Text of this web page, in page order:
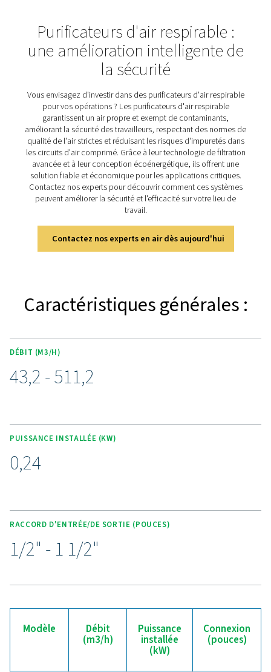
réglementaire. La gamme BA 25-300 HE va encore
grâce à son processus de filtration en sept
conception innovante à faible consommation
encombrement réduit. Conçus pour garantir des
supérieures aux normes en vigueur, ces purificateurs
une alimentation en air respirable fiable et efficace,
préservant la sécurité des opérations et en
environnement de travail sécurisé dans de
applications.
Découvrez les
caractéristiques du BA 25-
Les purificateurs d'air respirable BA 25-300 HE sont
processus de filtration en sept étages afin de garantir
contaminants conforme aux normes internationales.
avancé élimine l'eau, les aérosols d'huile, le CO2, les
innovante du robinet de purge réduit la
réel, tandis que l'intégration au contrôleur Purelogic
contrôle optimal et des informations sur les
conçue pour une utilisation facile et une installation
la sécurité
Vous envisagez d'investir dans des purificateurs d'air